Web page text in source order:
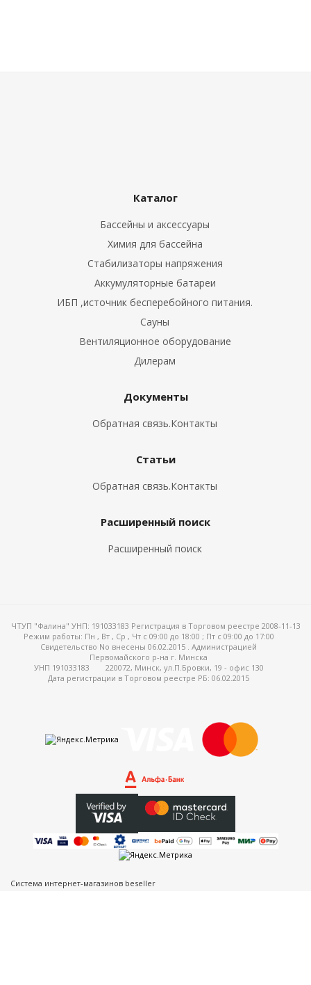
Каталог
Бассейны и аксессуары
Химия для бассейна
Стабилизаторы напряжения
Аккумуляторные батареи
ИБП ,источник бесперебойного питания.
Сауны
Вентиляционное оборудование
Дилерам
Документы
Обратная связь.Контакты
Статьи
Обратная связь.Контакты
Расширенный поиск
Расширенный поиск
ЧТУП "Фалина" УНП: 191033183 Регистрация в Торговом реестре 2008-11-13
Режим работы: Пн , Вт , Ср , Чт c 09:00 до 18:00 ; Пт c 09:00 до 17:00
Свидетельство No внесены 06.02.2015 . Администрацией
Первомайского р-на г. Минска
УНП 191033183
220072, Минск, ул.П.Бровки, 19 - офис 130
Дата регистрации в Торговом реестре РБ: 06.02.2015
Система интернет-магазинов beseller